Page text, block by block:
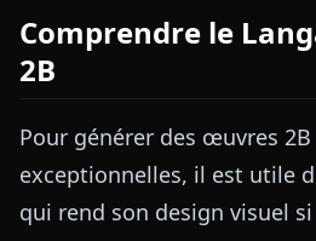
Comprendre le
2B
Pour générer des œuvres
exceptionnelles, il est utile
qui rend son design visuel